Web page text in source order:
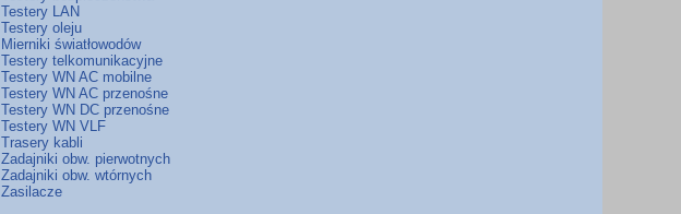
Testery LAN
Testery oleju
Mierniki światłowodów
Testery telkomunikacyjne
Testery WN AC mobilne
Testery WN AC przenośne
Testery WN DC przenośne
Testery WN VLF
Trasery kabli
Zadajniki obw. pierwotnych
Zadajniki obw. wtórnych
Zasilacze